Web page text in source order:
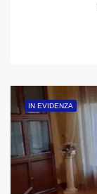
IN EVIDENZA